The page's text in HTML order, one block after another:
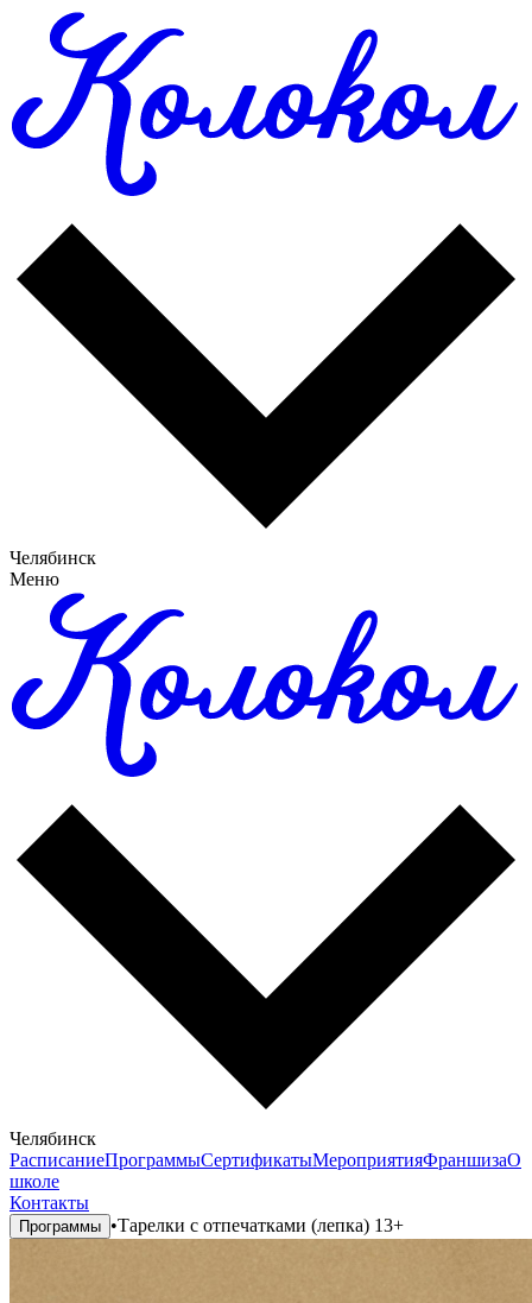
Челябинск
Меню
Челябинск
РасписаниеПрограммыСертификатыМероприятияФраншизаО
школе
Контакты
Программы •Тарелки с отпечатками (лепка) 13+